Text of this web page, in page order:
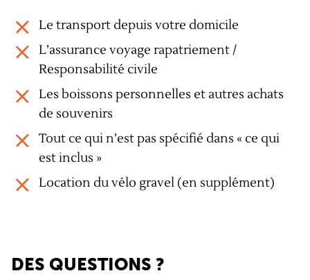
Le transport depuis votre domicile
L’assurance voyage rapatriement /
Responsabilité civile
Les boissons personnelles et autres achats
de souvenirs
Tout ce qui n’est pas spécifié dans « ce qui
est inclus »
Location du vélo gravel (en supplément)
DES QUESTIONS ?